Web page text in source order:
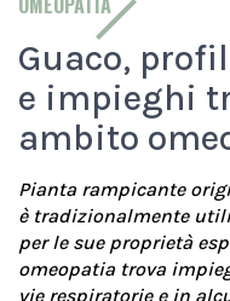
Guaco,
e impieghi
ambito
Pianta rampicante
è tradizionalmente
per le sue proprietà
omeopatia trova
vie respiratorie e in